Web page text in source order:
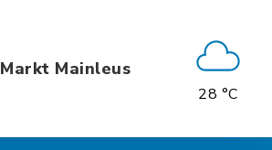
Markt Mainleus
28 °C